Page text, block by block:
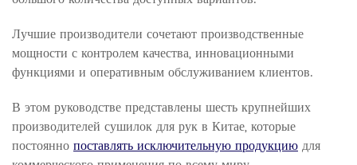
Лучшие производители сочетают производственные
мощности с контролем качества, инновационными
функциями и оперативным обслуживанием клиентов.
В этом руководстве представлены шесть крупнейших
производителей сушилок для рук в Китае, которые
постояннопоставлять исключительную продукциюдля